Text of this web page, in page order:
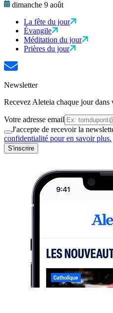
dimanche 9 août
La fête du jour
Évangile
Méditation du jour
Prières du jour
Newsletter
Recevez Aleteia chaque jour dans
Votre adresse email
J'accepte de recevoir la
confidentialité pour en savoir plus.
S'inscrire